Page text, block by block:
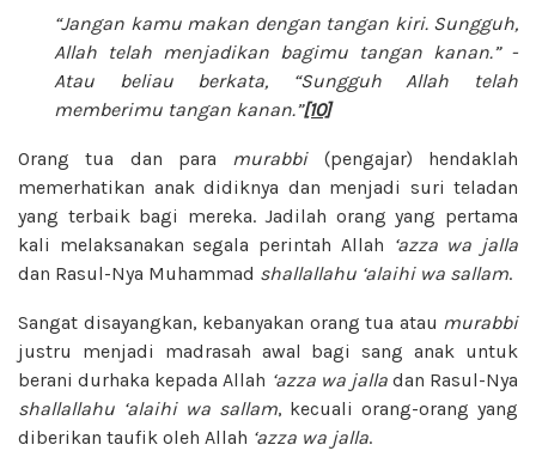
“Jangan kamu makan dengan tangan kiri. Sungguh,
Allah telah menjadikan bagimu tangan kanan.” -
Atau beliau berkata, “Sungguh Allah telah
memberimu tangan kanan.”[10]
Orang tua dan para murabbi (pengajar) hendaklah
memerhatikan anak didiknya dan menjadi suri teladan
yang terbaik bagi mereka. Jadilah orang yang pertama
kali melaksanakan segala perintah Allah ‘azza wa jalla
dan Rasul-Nya Muhammad shallallahu ‘alaihi wa sallam.
Sangat disayangkan, kebanyakan orang tua atau murabbi
justru menjadi madrasah awal bagi sang anak untuk
berani durhaka kepada Allah ‘azza wa jalladan Rasul-Nya
shallallahu ‘alaihi wa sallam, kecuali orang-orang yang
diberikan taufik oleh Allah ‘azza wa jalla.